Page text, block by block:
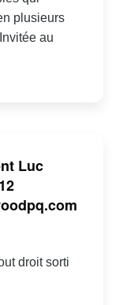
plusieurs
au
Luc
droit sorti